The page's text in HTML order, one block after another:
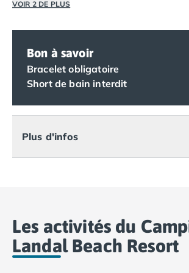
Camping Vias-Plage
Camping Argelès-sur-Mer
Camping Canet-en-Roussillon
Camping Collioure
Camping Le Barcarès
Camping Perpignan
Camping Saint-Cyprien
Camping Corrèze
Camping Nant
Camping Saint-Amans-des-Cots
Camping Gers
VOIR 2 DE PLUS
Bon à savoir
Bracelet obligatoire
Short de bain interdit
Plus d'infos
Les activités du
Landal Beach Resort